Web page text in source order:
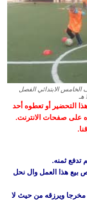
الخامس الابتدائي الفصل
التحضير أو تعطوه أحد
على صفحات الانترنت.
تدفع ثمنه.
بيع هذا العمل وال نحل
مخرجا ويرزقه من حيث لا